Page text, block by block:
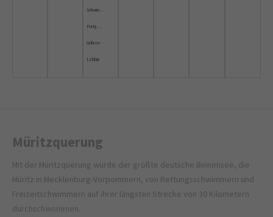
Schwimmkurs
Fortgeschrittene
Göhren-
Lebbin
Müritzquerung
Mit der Müritzquerung wurde der größte deutsche Binnensee, die
Müritz in Mecklenburg-Vorpommern, von Rettungsschwimmern und
Freizeitschwimmern auf ihrer längsten Strecke von 30 Kilometern
durchschwommen.